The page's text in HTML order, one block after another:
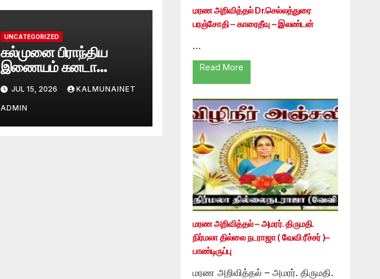
UNCATEGORIZED
கல்முனை பிராந்திய
இணையம் கனடா
அமைப்பின் மாபெரும்
ஒன்றுகூடல் சிறப்பாக
நடைபெற்றது
JUL 15, 2026 KALMUNAINET
ADMIN
மரண அறிவித்தல் Dr.செல்லத்துரை
பரஞ்சோதி – காரைதீவு – இலண்டன்
…
Read More
மரண அறிவித்தல் – அமரர். திருமதி.
நிர்மலா தில்லை நடராஜா ( வேவி ரீச்சர் )–
பாண்டிருப்பு
மரண அறிவித்தல் – அமரர். திருமதி.